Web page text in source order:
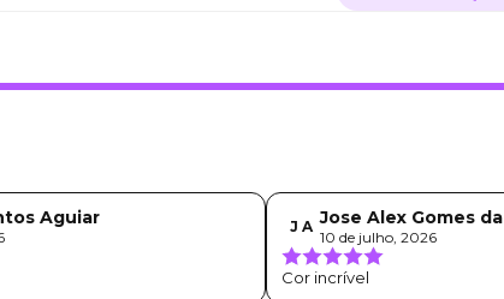
Aguiar J A Jose Alex Gomes
10 de julho, 2026
Cor incrível